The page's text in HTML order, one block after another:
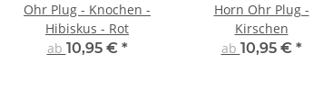
Ohr Plug - Knochen -
Hibiskus - Rot
ab 10,95 € *
Horn Ohr Plug -
Kirschen
ab 10,95 € *